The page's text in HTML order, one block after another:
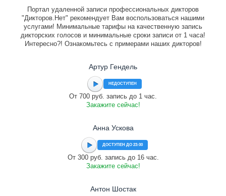
Портал удаленной записи профессиональных дикторов
"Дикторов.Нет" рекомендует Вам воспользоваться нашими
услугами! Минимальные тарифы на качественную запись
дикторских голосов и минимальные сроки записи от 1 часа!
Интересно?! Ознакомьтесь с примерами наших дикторов!
Артур Гендель
НЕДОСТУПЕН
От 700 руб. запись до 1 час.
Закажите сейчас!
Анна Ускова
ДОСТУПЕН ДО 23:00
От 300 руб. запись до 16 час.
Закажите сейчас!
Антон Шостак